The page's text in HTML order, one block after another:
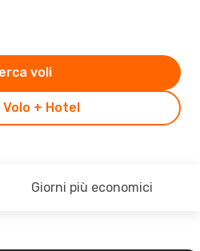
Volo + Hotel
voli
Giorni più economici